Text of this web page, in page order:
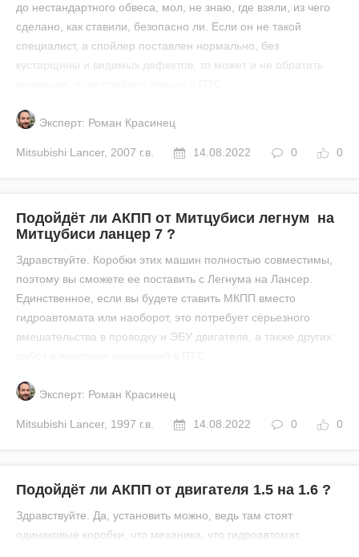
до нестандартного обвеса, мол, не знаю, где взяли, из чего
сделано, как ставили, безопасно ли. Если он не такой
специалист, а спойлер поставлен нормально, без
кустарщины и видимых дефектов, то может и не обратить
Эксперт: Роман Красинец
Mitsubishi Lancer, 2007 г.в. 14.08.2022 0 0
Подойдёт ли АКПП от Митцубиси легнум на
Митцубиси ланцер 7 ?
Здравствуйте. Коробки этих машин полностью совместимы,
поэтому вы сможете ее поставить с Легнума на Лансер.
Единственное, если вы будете ставить МКПП вместо
гидроавтомата или наоборот, это потребует серьезного
вмешательства в проводку и ЭБУ двигателя, а также других
Эксперт: Роман Красинец
Mitsubishi Lancer, 1997 г.в. 14.08.2022 0 0
Подойдёт ли АКПП от двигателя 1.5 на 1.6 ?
Здравствуйте. Да, установить можно, ведь там стоят
одинаковые коробки, что механика, что гидроавтомат.